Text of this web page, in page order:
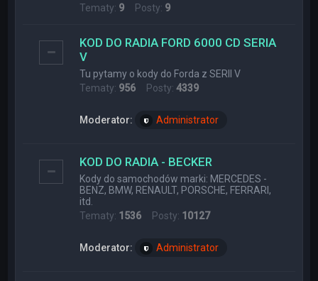
Tematy: 9 Posty: 9
KOD DO RADIA FORD 6000 CD SERIA
V
Tu pytamy o kody do Forda z SERII V
Tematy: 956 Posty:4339
Moderator: Administrator
KOD DO RADIA - BECKER
Kody do samochodów marki: MERCEDES -
BENZ, BMW, RENAULT, PORSCHE, FERRARI,
itd.
Tematy: 1536 Posty: 10127
Moderator: Administrator